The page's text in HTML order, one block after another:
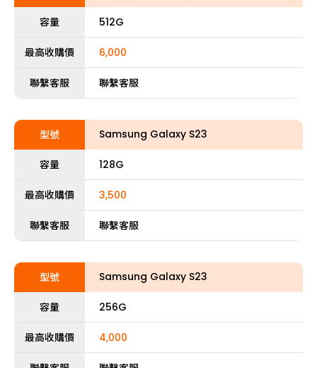
容量 512G
最高收購價 6,000
聯繫客服 聯繫客服
型號 Samsung Galaxy S23
容量 128G
最高收購價 3,500
聯繫客服 聯繫客服
型號 Samsung Galaxy S23
容量 256G
最高收購價 4,000